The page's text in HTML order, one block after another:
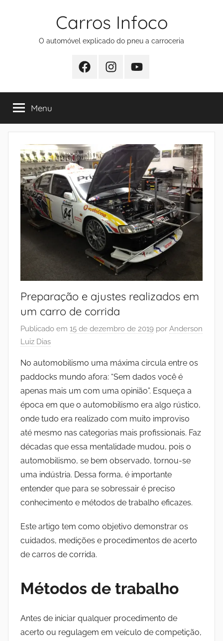
Carros Infoco
O automóvel explicado do pneu a carroceria
FacebookInstagramYoutube
Menu
Preparação e ajustes realizados em
um carro de corrida
Publicado em 15 de dezembro de 2019 por Anderson
Luiz Dias
No automobilismo uma máxima circula entre os
paddocks mundo afora: “Sem dados você é
apenas mais um com uma opinião”. Esqueça a
época em que o automobilismo era algo rústico,
onde tudo era realizado com muito improviso
até mesmo nas categorias mais profissionais. Faz
décadas que essa mentalidade mudou, pois o
automobilismo, se bem observado, tornou-se
uma indústria. Dessa forma, é importante
entender que para se sobressair é preciso
conhecimento e métodos de trabalho eficazes.
Este artigo tem como objetivo demonstrar os
cuidados, medições e procedimentos de acerto
de carros de corrida.
Métodos de trabalho
Antes de iniciar qualquer procedimento de
acerto ou regulagem em veículo de competição,